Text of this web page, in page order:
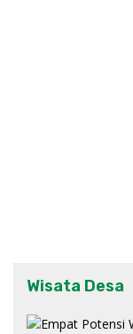
Wisata Desa